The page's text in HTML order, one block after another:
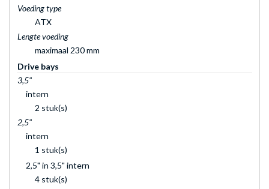
Voeding type
ATX
Lengte voeding
maximaal 230 mm
Drive bays
3,5"
intern
2 stuk(s)
2,5"
intern
1 stuk(s)
2,5" in 3,5" intern
4 stuk(s)